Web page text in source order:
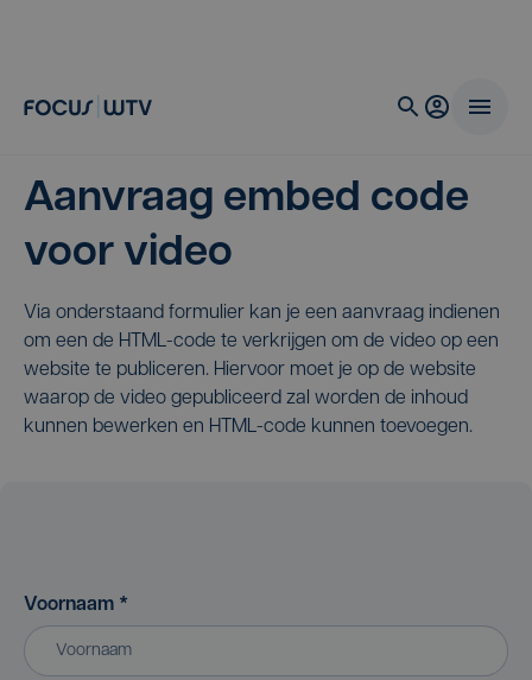
Aanvraag embed code
voor video
Via onderstaand formulier kan je een aanvraag indienen
om een de HTML-code te verkrijgen om de video op een
website te publiceren. Hiervoor moet je op de website
waarop de video gepubliceerd zal worden de inhoud
kunnen bewerken en HTML-code kunnen toevoegen.
Voornaam *